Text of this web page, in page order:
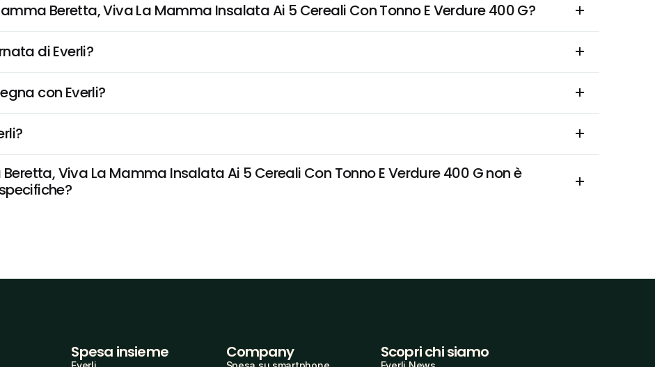
Beretta, Viva La Mamma Insalata Ai 5 Cereali Con Tonno E Verdure 400 G?
di Everli?
con Everli?
Viva La Mamma Insalata Ai 5 Cereali Con Tonno E Verdure 400 G non è
Spesa insieme Company Scopri chi siamo